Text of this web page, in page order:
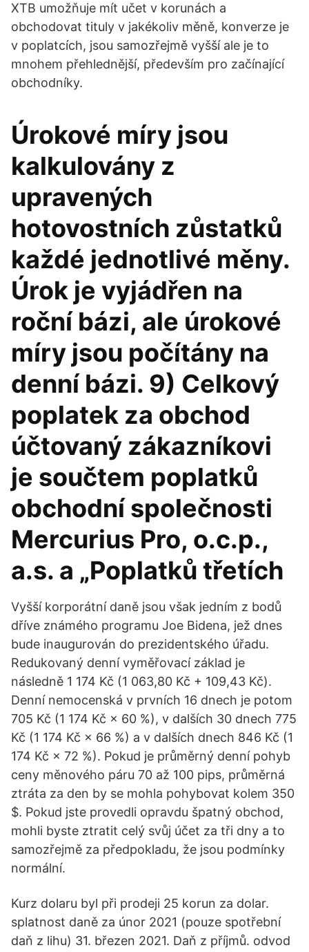
XTB umožňuje mít učet v korunách a
obchodovat tituly v jakékoliv měně, konverze je
v poplatcích, jsou samozřejmě vyšší ale je to
mnohem přehlednější, především pro začínající
obchodníky.
Úrokové míry jsou
kalkulovány z
upravených
hotovostních zůstatků
každé jednotlivé měny.
Úrok je vyjádřen na
roční bázi, ale úrokové
míry jsou počítány na
denní bázi. 9) Celkový
poplatek za obchod
účtovaný zákazníkovi
je součtem poplatků
obchodní společnosti
Mercurius Pro, o.c.p.,
a.s. a „Poplatků třetích
Vyšší korporátní daně jsou však jedním z bodů
dříve známého programu Joe Bidena, jež dnes
bude inaugurován do prezidentského úřadu.
Redukovaný denní vyměřovací základ je
následně 1 174 Kč (1 063,80 Kč + 109,43 Kč).
Denní nemocenská v prvních 16 dnech je potom
705 Kč (1 174 Kč × 60 %), v dalších 30 dnech 775
Kč (1 174 Kč × 66 %) a v dalších dnech 846 Kč (1
174 Kč × 72 %). Pokud je průměrný denní pohyb
ceny měnového páru 70 až 100 pips, průměrná
ztráta za den by se mohla pohybovat kolem 350
$. Pokud jste provedli opravdu špatný obchod,
mohli byste ztratit celý svůj účet za tři dny a to
samozřejmě za předpokladu, že jsou podmínky
normální.
Kurz dolaru byl při prodeji 25 korun za dolar.
splatnost daně za únor 2021 (pouze spotřební
daň z lihu) 31. březen 2021. Daň z příjmů. odvod